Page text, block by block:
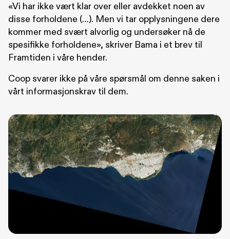
«Vi har ikke vært klar over eller avdekket noen av
disse forholdene (…). Men vi tar opplysningene dere
kommer med svært alvorlig og undersøker nå de
spesifikke forholdene», skriver Bama i et brev til
Framtiden i våre hender.
Coop svarer ikke på våre spørsmål om denne saken i
vårt informasjonskrav til dem.